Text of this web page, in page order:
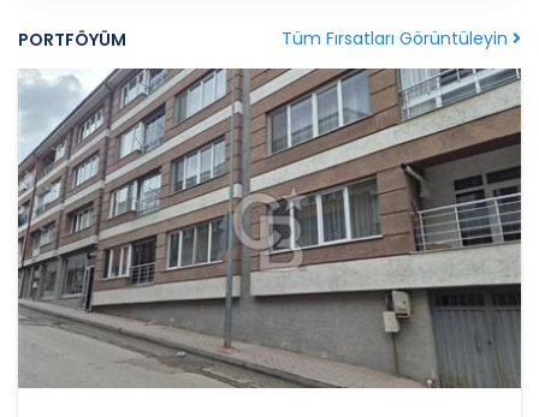
kişisel veriler işlenmeden önce veri sahiplerinin
belirtilen meşru ve hukuka uygun amaçlar
dışında işlenmeyecektir..
4. İşlendikleri Amaçla Bağlantılı, Sınırlı ve Ölçülü
Olma
CB Gayrimenkul Franchising Pazarlama ve
Danışmanlık Hizmetleri A.Ş.; kişisel verileri
belirlenen amaçların gerçekleştirilmesine elverişli
bir biçimde işleyecek ve amacın
gerçekleştirilmesi ile ilgili olmayan veya ihtiyaç
duyulmayan kişisel verilerin işlenmesinden
kaçınacaktır.
PORTFÖYÜM Tüm Fırsatları Görüntüleyin